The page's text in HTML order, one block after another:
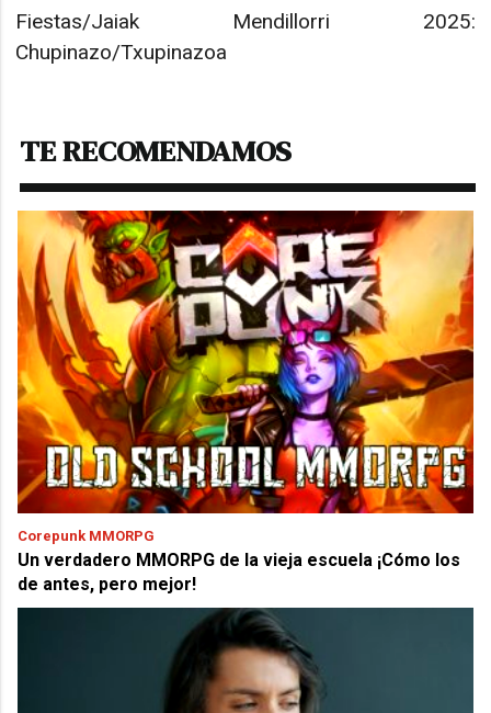
Fiestas/Jaiak Mendillorri 2025:
Chupinazo/Txupinazoa
TE RECOMENDAMOS
Corepunk MMORPG
Un verdadero MMORPG de la vieja escuela ¡Cómo los
de antes, pero mejor!